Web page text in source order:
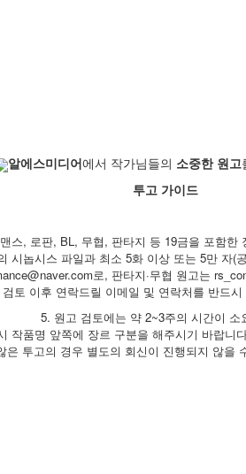
알에스미디어에서 작가님들의 소중한 원고
투고 가이드
스, 로판, BL, 무협, 판타지 등 19금을 포함한
시놉시스 파일과 최소 5화 이상 또는 5만 자
로, 판타지·무협 원고는
토 이후 연락드릴 이메일 및 연락처를 반드
5. 원고 검토에는 약 2~3주의 시간이 소
작품명 앞쪽에 장르 구분을 해주시기 바랍니
은 투고의 경우 별도의 회신이 진행되지 않을